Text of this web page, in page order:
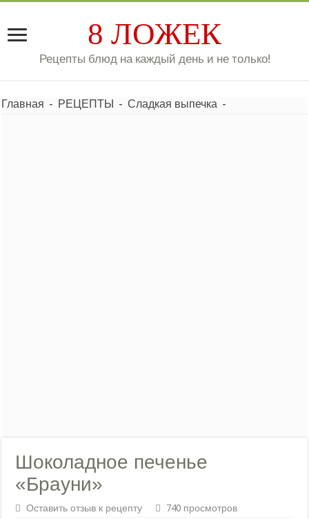
8 ЛОЖЕК
Рецепты блюд на каждый день и не только!
Главная - РЕЦЕПТЫ - Сладкая выпечка -
Шоколадное печенье
«Брауни»
Оставить отзыв к рецепту 740 просмотров